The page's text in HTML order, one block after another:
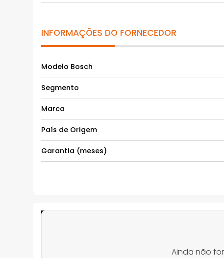
INFORMAÇÕES DO FORNECEDOR
Modelo Bosch
Segmento
Marca
País de Origem
Garantia (meses)
Ainda não